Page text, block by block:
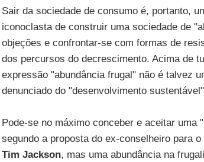
Sair da sociedade de consumo é, portanto,
iconoclasta de construir uma sociedade de
objeções e confrontar-se com formas de
dos percursos do decrescimento. Acima de
expressão "abundância frugal" não é talvez
denunciado do "desenvolvimento
Pode-se no máximo conceber e aceitar uma
segundo a proposta do ex-conselheiro para
Tim Jackson, mas uma abundância na